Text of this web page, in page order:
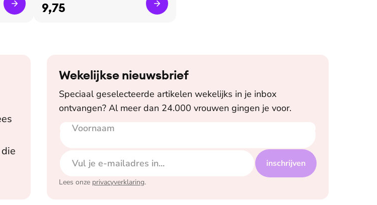
9,75
Wekelijkse nieuwsbrief
Speciaal geselecteerde artikelen wekelijks in je inbox
ontvangen? Al meer dan 24.000 vrouwen gingen je voor.
Voornaam
E-mailadres
inschrijven
Lees onze privacyverklaring.